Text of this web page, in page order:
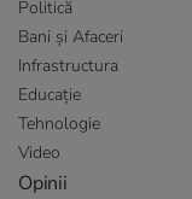
Politică
Bani și Afaceri
Infrastructura
Educație
Tehnologie
Video
Opinii